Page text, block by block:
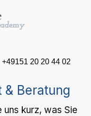
+49151 20 20 44 02
& Beratung
uns kurz, was Sie